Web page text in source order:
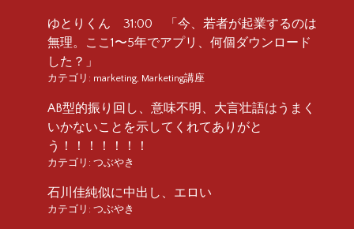
ゆとりくん 31:00 「今、若者が起業するのは
無理。ここ1〜5年でアプリ、何個ダウンロード
した？」
カテゴリ: marketing, Marketing講座
AB型的振り回し、意味不明、大言壮語はうまく
いかないことを示してくれてありがと
う！！！！！！！
カテゴリ: つぶやき
石川佳純似に中出し、エロい
カテゴリ: つぶやき